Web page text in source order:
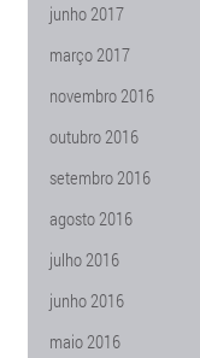
junho 2017
março 2017
novembro 2016
outubro 2016
setembro 2016
agosto 2016
julho 2016
junho 2016
maio 2016